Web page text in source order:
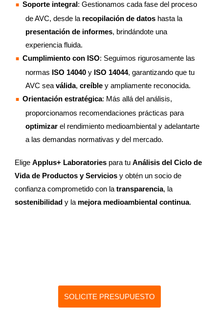
Soporte integral: Gestionamos cada fase del proceso
de AVC, desde la recopilación de datos hasta la
presentación de informes, brindándote una
experiencia fluida.
Cumplimiento con ISO: Seguimos rigurosamente las
normas ISO 14040 y ISO 14044, garantizando que tu
AVC sea válida, creíble y ampliamente reconocida.
Orientación estratégica: Más allá del análisis,
proporcionamos recomendaciones prácticas para
optimizar el rendimiento medioambiental y adelantarte
a las demandas normativas y del mercado.
Elige Applus+ Laboratories para tu Análisis del Ciclo de
Vida de Productos y Servicios y obtén un socio de
confianza comprometido con la transparencia, la
sostenibilidad y la mejora medioambiental continua.
SOLICITE PRESUPUESTO